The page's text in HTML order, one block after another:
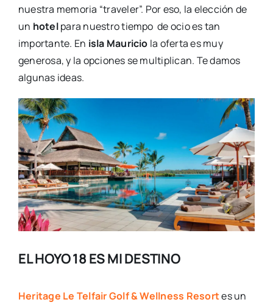
nuestra memoria “traveler”. Por eso, la elección de
un hotelpara nuestro tiempo de ocio es tan
importante. En isla Mauricio la oferta es muy
generosa, y la opciones se multiplican. Te damos
algunas ideas.
EL HOYO 18 ES MI DESTINO
Heritage Le Telfair Golf & Wellness Resortes un